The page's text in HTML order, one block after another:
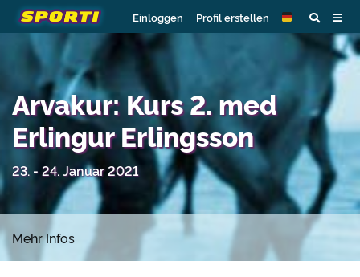
Einloggen Profil erstellen
Arvakur: Kurs 2. med
Erlingur Erlingsson
23. - 24. Januar 2021
Mehr Infos